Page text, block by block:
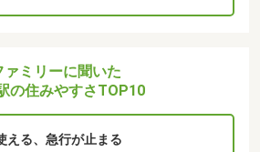
ァミリーに聞いた
の住みやすさTOP10
える、急行が止まる